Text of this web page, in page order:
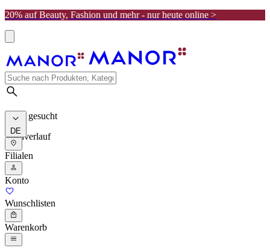
20% auf Beauty, Fashion und mehr - nur heute online >
Meist gesucht
Suchverlauf
DE
Filialen
Konto
Wunschlisten
Warenkorb